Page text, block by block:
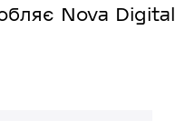
Nova Digital